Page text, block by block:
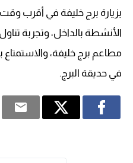
بزيارة برج خليفة في أقرب
الأنشطة بالداخل، وتجربة
مطاعم برج خليفة، والاستمتاع
في حديقة البرج.